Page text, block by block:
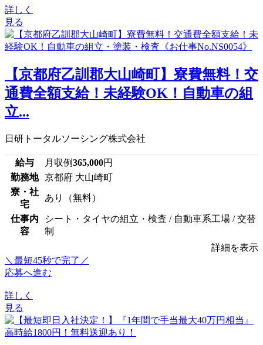
詳しく
見る
【京都府乙訓郡大山崎町】寮費無料！交
通費全額支給！未経験OK！自動車の組
立...
日研トータルソーシング株式会社
給与 月収例365,000円
勤務地
京都府 大山崎町
寮・社
宅
あり（無料）
仕事内
容
シート・タイヤの組立・検査 / 自動車系工場 / 交替
制
詳細を表示
＼最短45秒で完了／
応募へ進む
詳しく
見る